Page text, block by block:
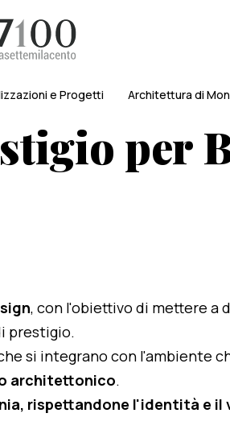
e Progetti Architettura di
per
, con l'obiettivo di mettere
prestigio.
si integrano con l'ambiente
architettonico.
rispettandone l'identità e il